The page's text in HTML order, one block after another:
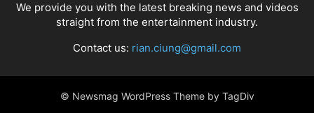
We provide you with the latest breaking news and videos
straight from the entertainment industry.
Contact us: rian.ciung@gmail.com
© Newsmag WordPress Theme by TagDiv